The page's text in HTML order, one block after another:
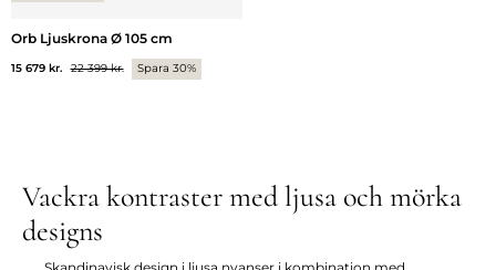
Orb Ljuskrona Ø 105 cm
15 679 kr. 22 399 kr. Spara 30%
Vackra kontraster med ljusa och mörka
designs